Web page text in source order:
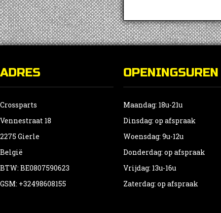
ADRES
Crossparts
Vennestraat 18
2275 Gierle
België
BTW: BE0807590623
GSM: +32498608155
OPENINGSUREN
Maandag: 18u-21u
Dinsdag: op afspraak
Woensdag: 9u-12u
Donderdag: op afspraak
Vrijdag: 13u-16u
Zaterdag: op afspraak